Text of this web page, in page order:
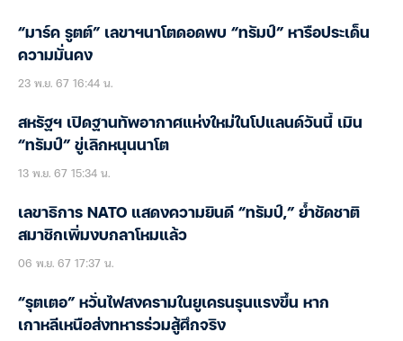
“มาร์ค รูตต์” เลขาฯนาโตดอดพบ “ทรัมป์” หารือประเด็น
ความมั่นคง
23 พ.ย. 67 16:44 น.
สหรัฐฯ เปิดฐานทัพอากาศแห่งใหม่ในโปแลนด์วันนี้ เมิน
“ทรัมป์” ขู่เลิกหนุนนาโต
13 พ.ย. 67 15:34 น.
เลขาธิการ NATO แสดงความยินดี “ทรัมป์,” ย้ำชัดชาติ
สมาชิกเพิ่มงบกลาโหมแล้ว
06 พ.ย. 67 17:37 น.
“รุตเตอ” หวั่นไฟสงครามในยูเครนรุนแรงขึ้น หาก
เกาหลีเหนือส่งทหารร่วมสู้ศึกจริง